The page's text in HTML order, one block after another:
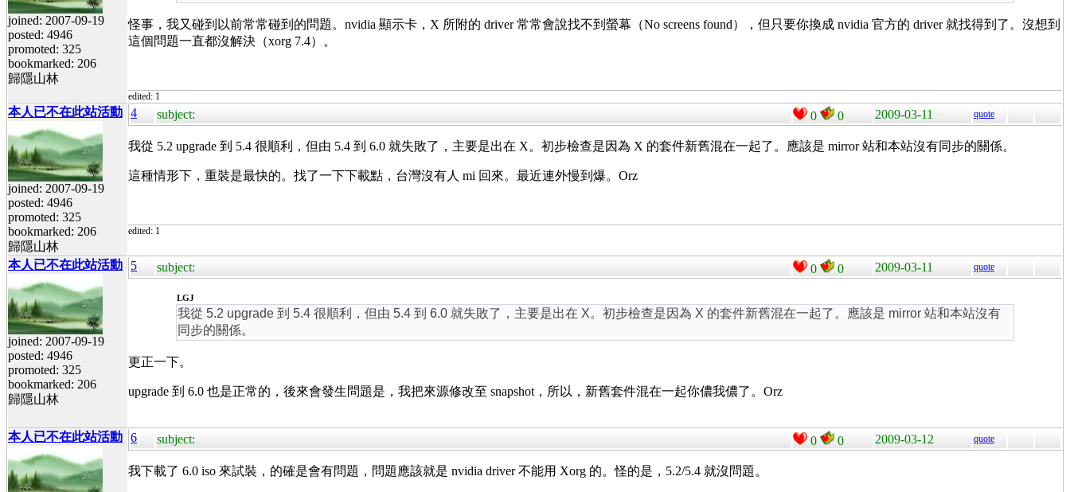
joined: 2007-09-19
posted: 4946
promoted: 325
bookmarked: 206
歸隱山林
怪事，我又碰到以前常常碰到的問題。nvidia 顯示卡，X 所附的 driver 常常會說找不到螢幕（No screens found），但只要你換成 nvidia 官方的 driver 就找得到了。沒想到
這個問題一直都沒解決（xorg 7.4）。
edited: 1
本人已不在此站活動
joined: 2007-09-19
posted: 4946
promoted: 325
bookmarked: 206
歸隱山林
4 subject: 0 0 2009-03-11 quote
我從 5.2 upgrade 到 5.4 很順利，但由 5.4 到 6.0 就失敗了，主要是出在 X。初步檢查是因為 X 的套件新舊混在一起了。應該是 mirror 站和本站沒有同步的關係。
這種情形下，重裝是最快的。找了一下下載點，台灣沒有人 mi 回來。最近連外慢到爆。Orz
edited: 1
本人已不在此站活動
joined: 2007-09-19
posted: 4946
promoted: 325
bookmarked: 206
歸隱山林
5 subject: 0 0 2009-03-11 quote
LGJ
我從 5.2 upgrade 到 5.4 很順利，但由 5.4 到 6.0 就失敗了，主要是出在 X。初步檢查是因為 X 的套件新舊混在一起了。應該是 mirror 站和本站沒有
同步的關係。
更正一下。
upgrade 到 6.0 也是正常的，後來會發生問題是，我把來源修改至 snapshot，所以，新舊套件混在一起你儂我儂了。Orz
本人已不在此站活動 6 subject: 0 0 2009-03-12 quote
我下載了 6.0 iso 來試裝，的確是會有問題，問題應該就是 nvidia driver 不能用 Xorg 的。怪的是，5.2/5.4 就沒問題。